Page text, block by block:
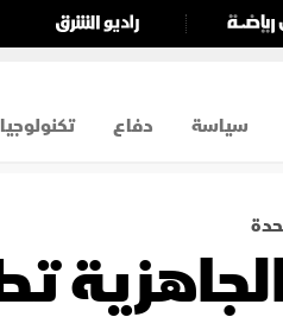
سياسة دفاع تكنولوجيا